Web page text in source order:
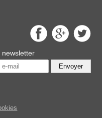
newsletter
Envoyer